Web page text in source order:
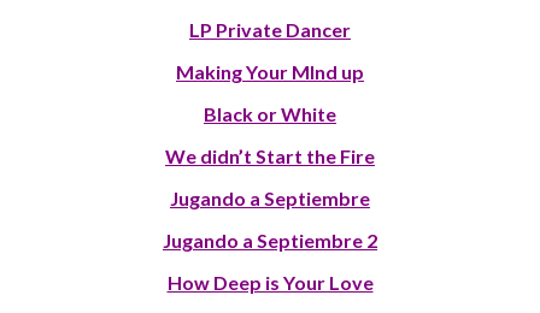
LP Private Dancer
Making Your MInd up
Black or White
We didn’t Start the Fire
Jugando a Septiembre
Jugando a Septiembre 2
How Deep is Your Love